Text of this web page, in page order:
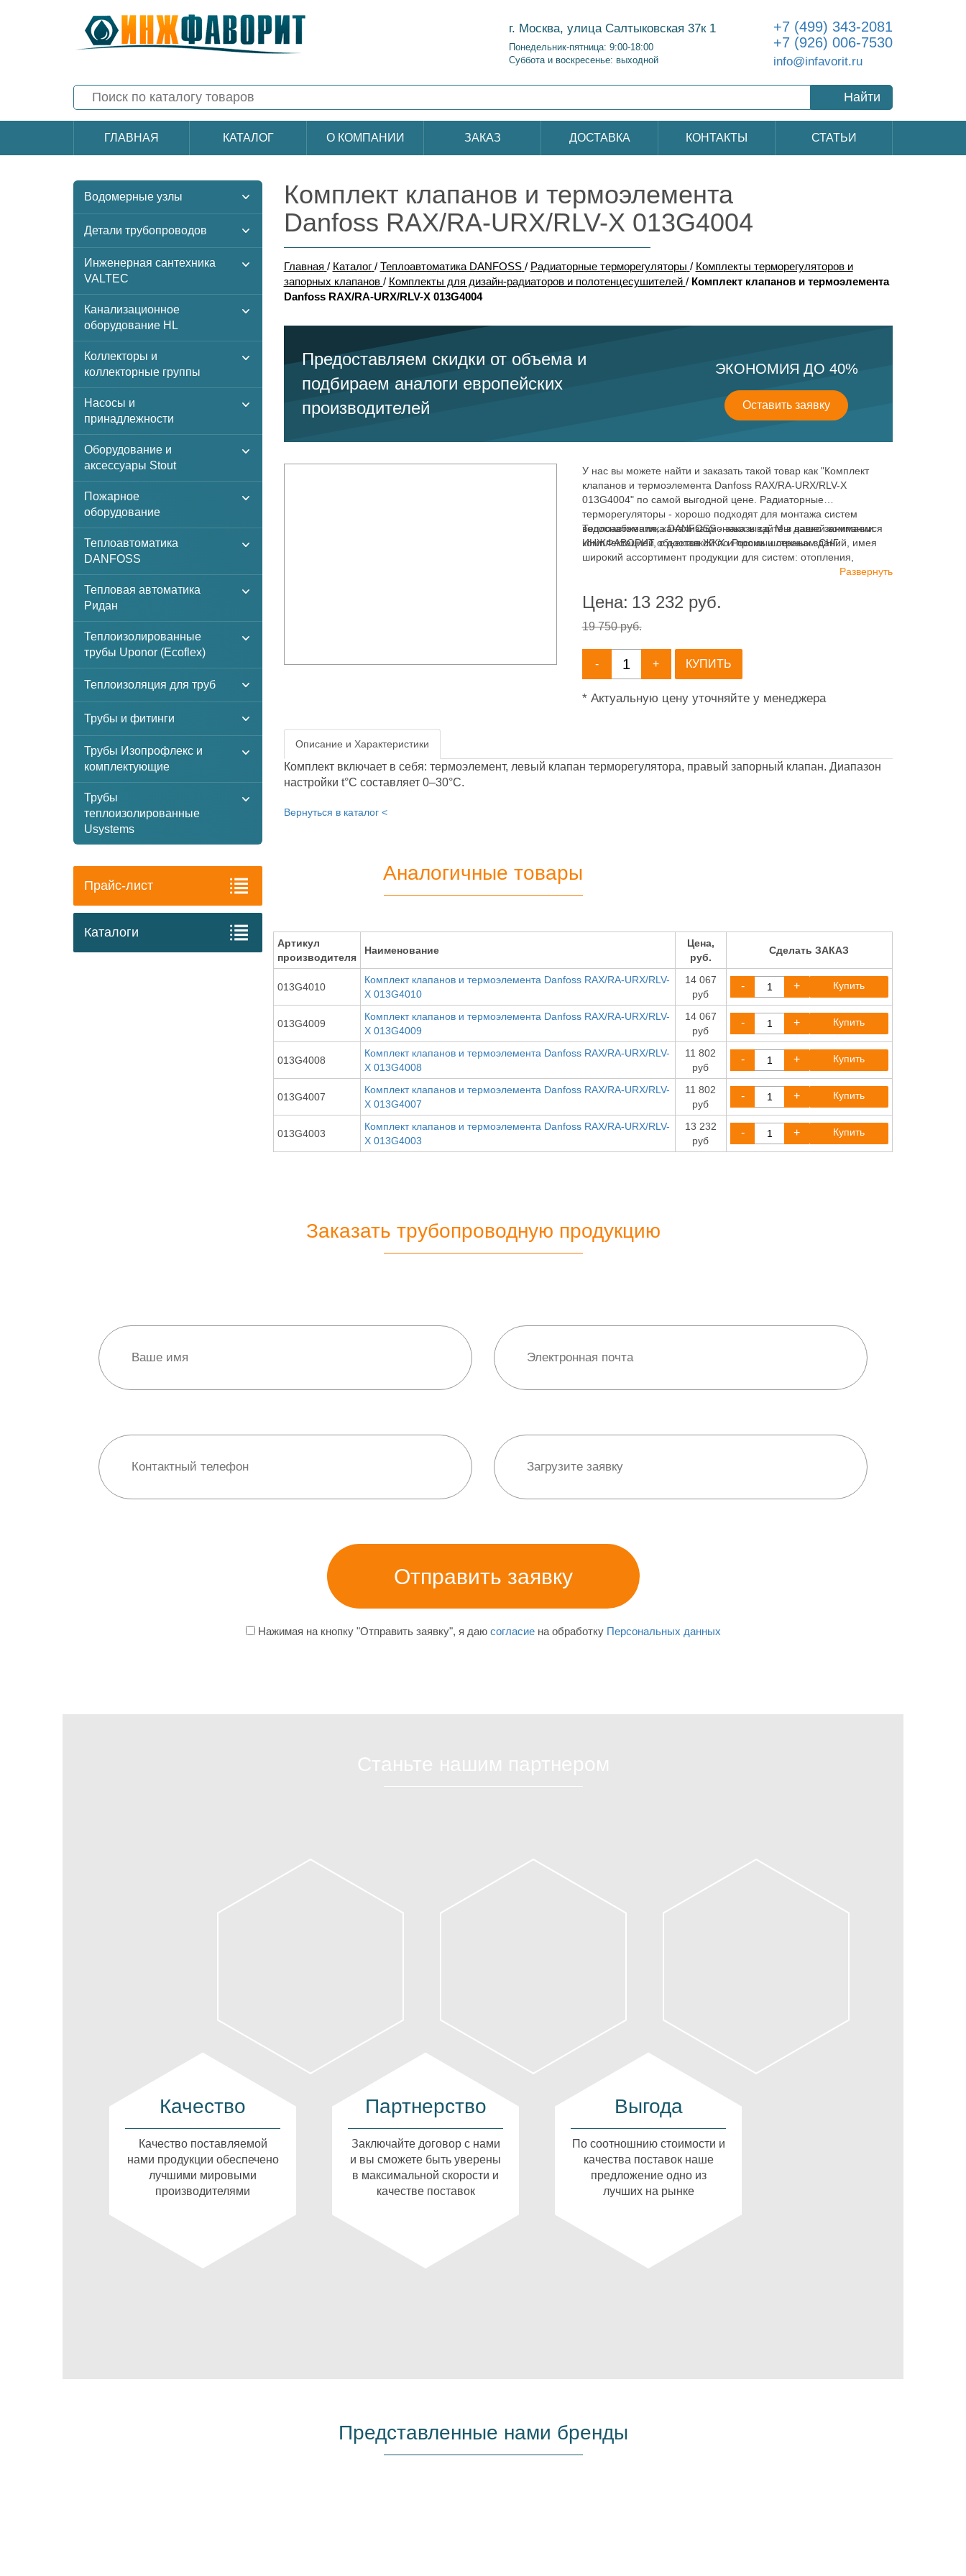
г. Москва, улица Салтыковская 37к 1
Понедельник-пятница: 9:00-18:00
Суббота и воскресенье: выходной
+7 (499) 343-2081
+7 (926) 006-7530
info@infavorit.ru
Найти
ГЛАВНАЯ КАТАЛОГ О КОМПАНИИ ЗАКАЗ ДОСТАВКА КОНТАКТЫ СТАТЬИ
Водомерные узлы
Детали трубопроводов
Инженерная сантехника
VALTEC
Канализационное
оборудование HL
Коллекторы и
коллекторные группы
Насосы и
принадлежности
Оборудование и
аксессуары Stout
Пожарное
оборудование
Теплоавтоматика
DANFOSS
Тепловая автоматика
Ридан
Теплоизолированные
трубы Uponor (Ecoflex)
Теплоизоляция для труб
Трубы и фитинги
Трубы Изопрофлекс и
комплектующие
Трубы
теплоизолированные
Usystems
Прайс-лист
Каталоги
Комплект клапанов и термоэлемента
Danfoss RAX/RA-URX/RLV-X 013G4004
Главная / Каталог / Теплоавтоматика DANFOSS / Радиаторные терморегуляторы / Комплекты терморегуляторов и
запорных клапанов / Комплекты для дизайн-радиаторов и полотенцесушителей / Комплект клапанов и термоэлемента
Danfoss RAX/RA-URX/RLV-X 013G4004
Предоставляем скидки от объема и
подбираем аналоги европейских
производителей
ЭКОНОМИЯ ДО 40%
Оставить заявку
У нас вы можете найти и заказать такой товар как "Комплект
клапанов и термоэлемента Danfoss RAX/RA-URX/RLV-X
013G4004" по самой выгодной цене. Радиаторные
терморегуляторы - хорошо подходят для монтажа систем
водоснабжения, канализационных и т.д. Мы давно занимаемся
комплектацией объектов ЖКХ и промышленных зданий, имея
широкий ассортимент продукции для систем: отопления,
Теплоавтоматика DANFOSS - заказывайте в нашей компании
ИНЖФАВОРИТ, с доставкой по России и странам СНГ.
Развернуть
Цена: 13 232 руб.
19 750 руб.
- + КУПИТЬ
* Актуальную цену уточняйте у менеджера
Описание и Характеристики
Комплект включает в себя: термоэлемент, левый клапан терморегулятора, правый запорный клапан. Диапазон
настройки t°С составляет 0–30°С.
Вернуться в каталог <
Аналогичные товары
Артикул
производителя
Наименование
Цена,
руб.
Сделать ЗАКАЗ
013G4010
Комплект клапанов и термоэлемента Danfoss RAX/RA-URX/RLV-
X 013G4010
14 067
руб
- + Купить
013G4009
Комплект клапанов и термоэлемента Danfoss RAX/RA-URX/RLV-
X 013G4009
14 067
руб
- + Купить
013G4008
Комплект клапанов и термоэлемента Danfoss RAX/RA-URX/RLV-
X 013G4008
11 802
руб
- + Купить
013G4007
Комплект клапанов и термоэлемента Danfoss RAX/RA-URX/RLV-
X 013G4007
11 802
руб
- + Купить
013G4003
Комплект клапанов и термоэлемента Danfoss RAX/RA-URX/RLV-
X 013G4003
13 232
руб
- + Купить
Заказать трубопроводную продукцию
Нажимая на кнопку "Отправить заявку", я даю согласиена обработку Персональных данных
Качество
Качество поставляемой
нами продукции обеспечено
лучшими мировыми
производителями
Партнерство
Заключайте договор с нами
и вы сможете быть уверены
в максимальной скорости и
качестве поставок
Выгода
По соотношнию стоимости и
качества поставок наше
предложение одно из
лучших на рынке
Представленные нами бренды